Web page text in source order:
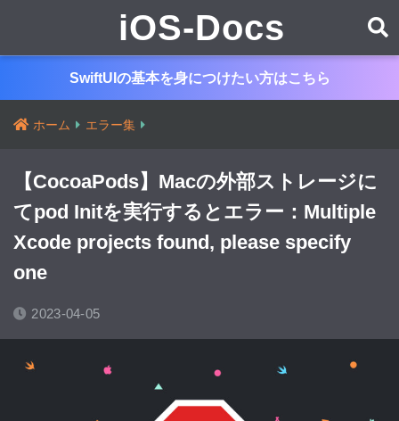
iOS-Docs
SwiftUIの基本を身につけたい方はこちら
ホーム エラー集
【CocoaPods】Macの外部ストレージに
てpod Initを実行するとエラー：Multiple
Xcode projects found, please specify
one
2023-04-05